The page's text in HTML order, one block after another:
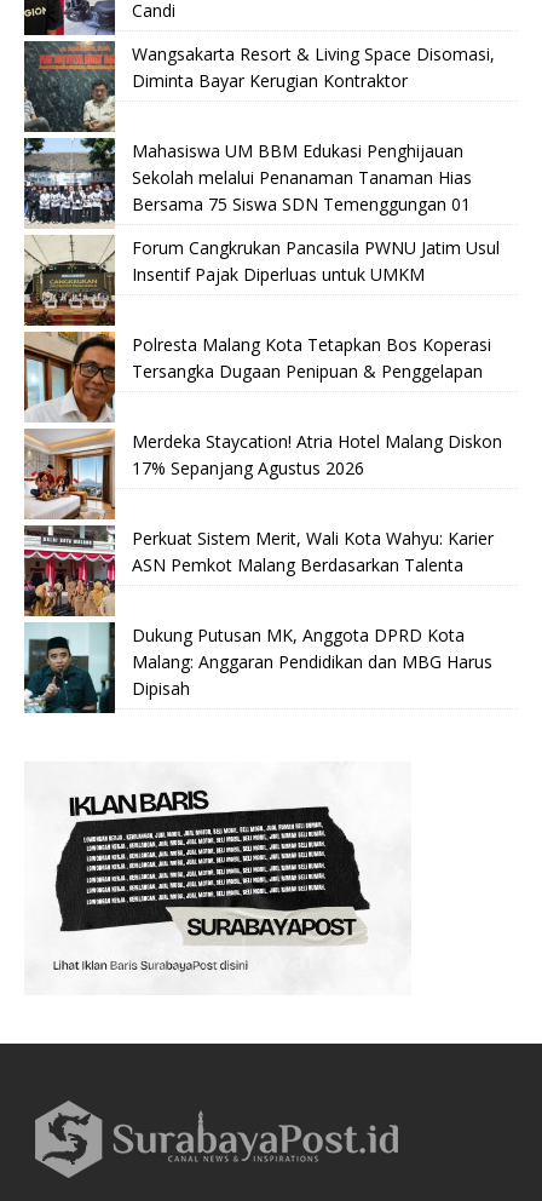
Candi
Wangsakarta Resort & Living Space Disomasi,
Diminta Bayar Kerugian Kontraktor
Mahasiswa UM BBM Edukasi Penghijauan
Sekolah melalui Penanaman Tanaman Hias
Bersama 75 Siswa SDN Temenggungan 01
Forum Cangkrukan Pancasila PWNU Jatim Usul
Insentif Pajak Diperluas untuk UMKM
Polresta Malang Kota Tetapkan Bos Koperasi
Tersangka Dugaan Penipuan & Penggelapan
Merdeka Staycation! Atria Hotel Malang Diskon
17% Sepanjang Agustus 2026
Perkuat Sistem Merit, Wali Kota Wahyu: Karier
ASN Pemkot Malang Berdasarkan Talenta
Dukung Putusan MK, Anggota DPRD Kota
Malang: Anggaran Pendidikan dan MBG Harus
Dipisah